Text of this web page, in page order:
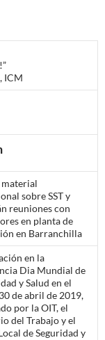
ICM
sobre SST y
reuniones con
en planta de
en Barranchilla
en la
Dia Mundial de
y Salud en el
de abril de 2019,
por la OIT, el
del Trabajo y el
de Seguridad y